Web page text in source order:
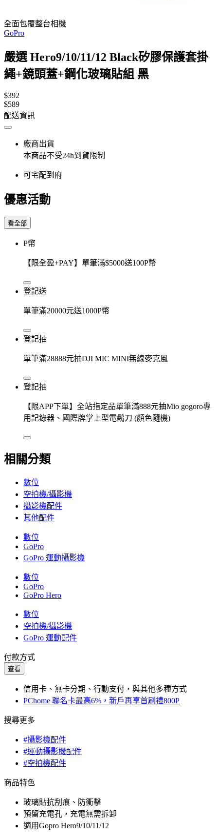
全面包覆整台相機
GoPro
嚴選 Hero9/10/11/12 Black矽膠保護套掛
繩+鏡頭蓋+鋼化玻璃貼組 黑
$392
$589
配送資訊
廠商出貨
本商品不受24h到貨限制
可宅配到府
優惠活動
看全部
P幣
【限全盈+PAY】單筆滿$5000送100P幣
登記送
單筆滿20000元送1000P幣
登記抽
單筆滿28888元抽DJI MIC MINI無線麥克風
登記抽
【限APP下單】全站指定品單筆滿888元抽Mio gogoro專
用記錄器、國際牌掌上型電鬍刀 (顏色隨機)
相關分類
數位
空拍機/攝影機
攝影機配件
其他配件
數位
GoPro
GoPro 運動攝影機
數位
GoPro
GoPro Hero
數位
空拍機/攝影機
GoPro 運動配件
付款方式
查看
信用卡、無卡分期、行動支付，與其他多種方式
PChome 聯名卡最高6%，新戶再享首刷禮800P
搜尋更多
#攝影機配件
#運動攝影機配件
#空拍機配件
商品特色
玻璃貼抗刮痕、防衝擊
預留充電孔，充電無需拆卸
適用Gopro Hero9/10/11/12